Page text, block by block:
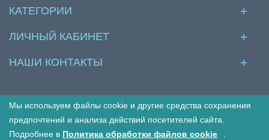
КАТЕГОРИИ
ЛИЧНЫЙ КАБИНЕТ
НАШИ КОНТАКТЫ
Мы используем файлы cookie и другие средства сохранения
предпочтений и анализа действий посетителей сайта.
Подробнее в Политика обработки файлов cookie